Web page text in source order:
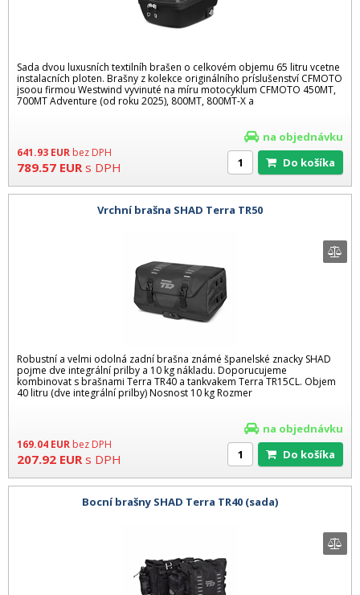
Sada dvou luxusních textilníh brašen o celkovém objemu 65 litru vcetne
instalacních ploten. Brašny z kolekce originálního príslušenství CFMOTO
jsoou firmou Westwind vyvinuté na míru motocyklum CFMOTO 450MT,
700MT Adventure (od roku 2025), 800MT, 800MT-X a
641.93 EUR bez DPH
789.57 EUR s DPH
na objednávku
Do košíka
Vrchní brašna SHAD Terra TR50
Robustní a velmi odolná zadní brašna známé španelské znacky SHAD
pojme dve integrální prilby a 10 kg nákladu. Doporucujeme
kombinovat s brašnami Terra TR40 a tankvakem Terra TR15CL. Objem
40 litru (dve integrální prilby) Nosnost 10 kg Rozmer
169.04 EUR bez DPH
207.92 EUR s DPH
na objednávku
Do košíka
Bocní brašny SHAD Terra TR40 (sada)